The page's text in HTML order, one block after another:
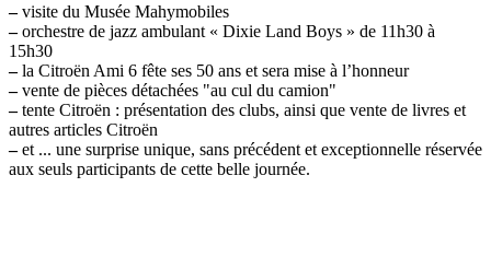
–visite du Musée Mahymobiles
–orchestre de jazz ambulant « Dixie Land Boys » de 11h30 à
15h30
–la Citroën Ami 6 fête ses 50 ans et sera mise à l’honneur
–vente de pièces détachées "au cul du camion"
–tente Citroën : présentation des clubs, ainsi que vente de livres et
autres articles Citroën
–et ... une surprise unique, sans précédent et exceptionnelle réservée
aux seuls participants de cette belle journée.